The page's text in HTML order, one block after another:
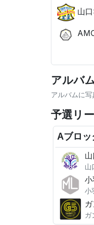
山
アルバ
アルバムに写
予選リ
Aブロッ
山
小
ガ